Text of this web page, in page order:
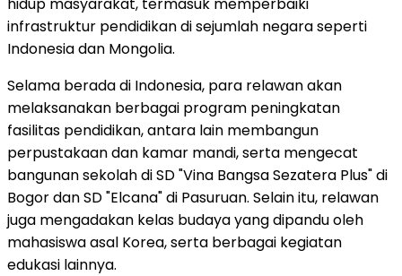
infrastruktur pendidikan di sejumlah negara seperti
Indonesia dan Mongolia.
Selama berada di Indonesia, para relawan akan
melaksanakan berbagai program peningkatan
fasilitas pendidikan, antara lain membangun
perpustakaan dan kamar mandi, serta mengecat
bangunan sekolah di SD "Vina Bangsa Sezatera Plus" di
Bogor dan SD "Elcana" di Pasuruan. Selain itu, relawan
juga mengadakan kelas budaya yang dipandu oleh
mahasiswa asal Korea, serta berbagai kegiatan
edukasi lainnya.